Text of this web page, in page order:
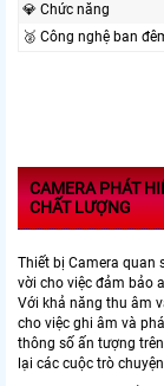
💎 Chức năng
🥈️ Công nghệ ban
CAMERA PHÁT
CHẤT LƯỢNG
Thiết bị Camera quan
vời cho việc đảm bảo
Với khả năng thu âm
cho việc ghi âm và
thông số ấn tượng
lại các cuộc trò